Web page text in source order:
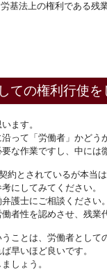
労基法上の権利である
ての権利行使を
ます。
って「労働者」かどう
な作業ですし、中には
約とされているが本当
にしてみてください。
護士にご相談ください。
者性を認めさせ、残業
ことは、労働者として
早いほど良いです。
しょう。